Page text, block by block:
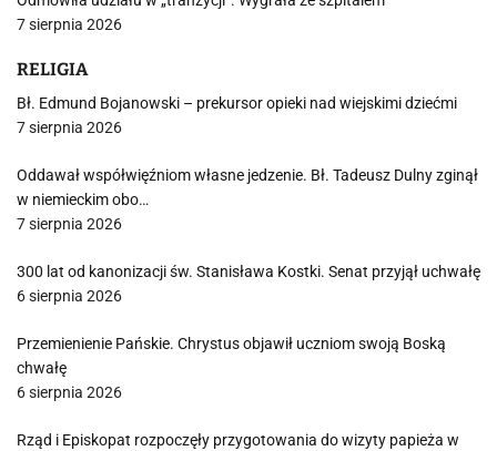
7 sierpnia 2026
RELIGIA
Bł. Edmund Bojanowski – prekursor opieki nad wiejskimi dziećmi
7 sierpnia 2026
Oddawał współwięźniom własne jedzenie. Bł. Tadeusz Dulny zginął
w niemieckim obo…
7 sierpnia 2026
300 lat od kanonizacji św. Stanisława Kostki. Senat przyjął uchwałę
6 sierpnia 2026
Przemienienie Pańskie. Chrystus objawił uczniom swoją Boską
chwałę
6 sierpnia 2026
Rząd i Episkopat rozpoczęły przygotowania do wizyty papieża w